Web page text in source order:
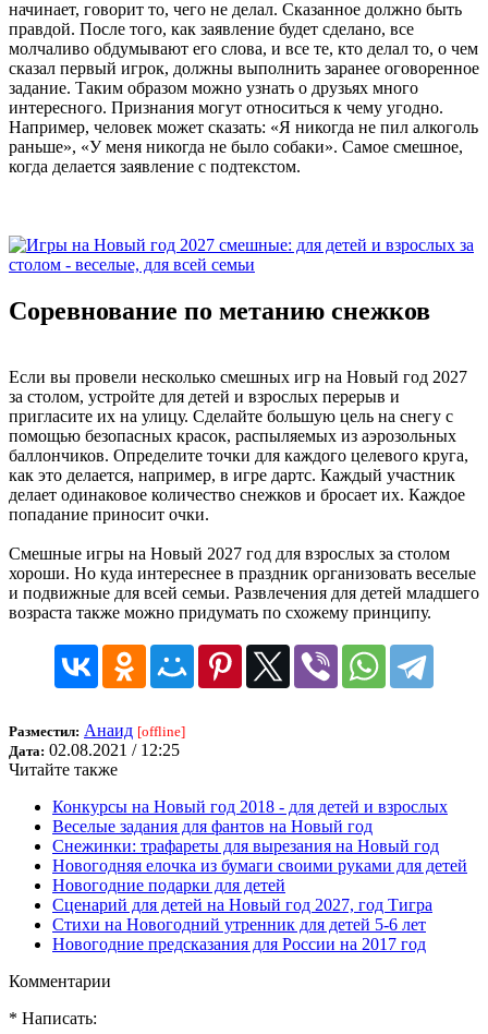
начинает, говорит то, чего не делал. Сказанное должно быть
правдой. После того, как заявление будет сделано, все
молчаливо обдумывают его слова, и все те, кто делал то, о чем
сказал первый игрок, должны выполнить заранее оговоренное
задание. Таким образом можно узнать о друзьях много
интересного. Признания могут относиться к чему угодно.
Например, человек может сказать: «Я никогда не пил алкоголь
раньше», «У меня никогда не было собаки». Самое смешное,
когда делается заявление с подтекстом.
Соревнование по метанию снежков
Если вы провели несколько смешных игр на Новый год 2027
за столом, устройте для детей и взрослых перерыв и
пригласите их на улицу. Сделайте большую цель на снегу с
помощью безопасных красок, распыляемых из аэрозольных
баллончиков. Определите точки для каждого целевого круга,
как это делается, например, в игре дартс. Каждый участник
делает одинаковое количество снежков и бросает их. Каждое
попадание приносит очки.
Смешные игры на Новый 2027 год для взрослых за столом
хороши. Но куда интереснее в праздник организовать веселые
и подвижные для всей семьи. Развлечения для детей младшего
возраста также можно придумать по схожему принципу.
Разместил: Анаид [offline]
Дата: 02.08.2021 / 12:25
Читайте также
Конкурсы на Новый год 2018 - для детей и взрослых
Веселые задания для фантов на Новый год
Снежинки: трафареты для вырезания на Новый год
Новогодняя елочка из бумаги своими руками для детей
Новогодние подарки для детей
Сценарий для детей на Новый год 2027, год Тигра
Стихи на Новогодний утренник для детей 5-6 лет
Новогодние предсказания для России на 2017 год
Комментарии
* Написать: